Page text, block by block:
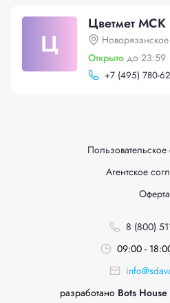
Ц
Цветмет МСК
Открыто до 23:59
+7 (495) 780-
Агентское
Оферта
8 (800)
09:00 -
разработано Bots House